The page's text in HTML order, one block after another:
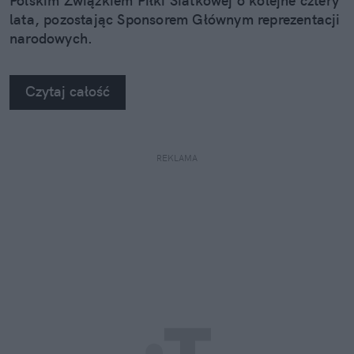
lata, pozostając Sponsorem Głównym reprezentacji
narodowych.
Czytaj całość
REKLAMA